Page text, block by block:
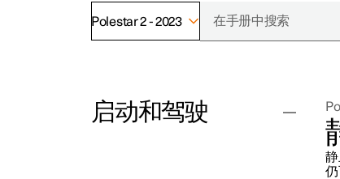
联系我们
探索Polestar 3
公共充电
车主服务
Polestar 2 - 2023
启动和驾驶
仍